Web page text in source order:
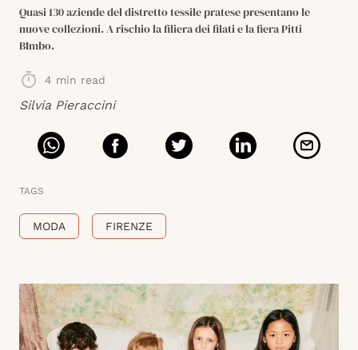
Quasi 130 aziende del distretto tessile pratese presentano le
nuove collezioni. A rischio la filiera dei filati e la fiera Pitti
BImbo.
4 min read
Silvia Pieraccini
TAGS
MODA FIRENZE